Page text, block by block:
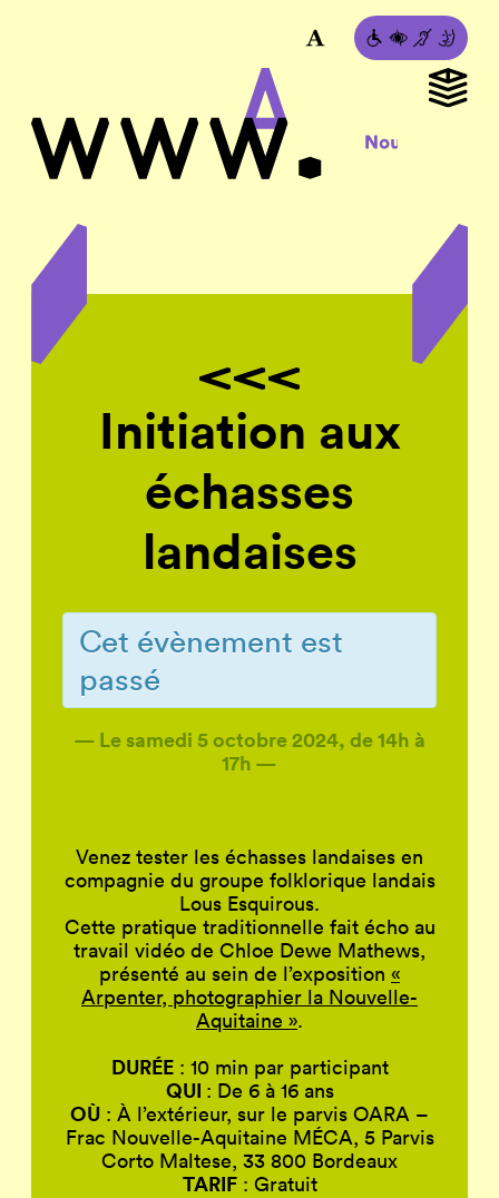
Initiation aux
échasses
landaises
Cet évènement est
passé
— Le samedi 5 octobre 2024, de 14h à
17h —
Venez tester les échasses landaises en
compagnie du groupe folklorique landais
Lous Esquirous.
Cette pratique traditionnelle fait écho au
travail vidéo de Chloe Dewe Mathews,
présenté au sein de l’exposition «
Arpenter, photographier la Nouvelle-
Aquitaine ».
DURÉE: 10 min par participant
QUI : De 6 à 16 ans
OÙ : À l’extérieur, sur le parvis OARA –
Frac Nouvelle-Aquitaine MÉCA, 5 Parvis
Corto Maltese, 33 800 Bordeaux
TARIF: Gratuit